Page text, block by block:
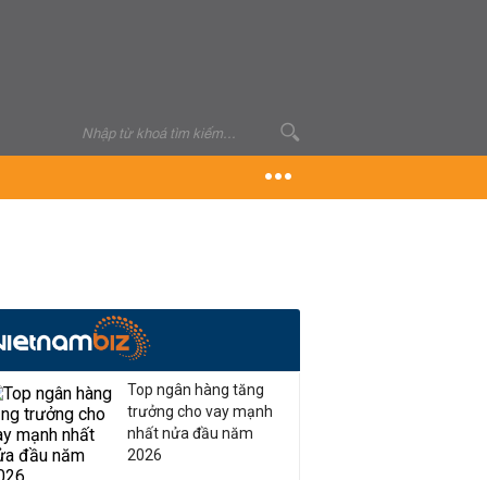
Top ngân hàng tăng
trưởng cho vay mạnh
nhất nửa đầu năm
2026